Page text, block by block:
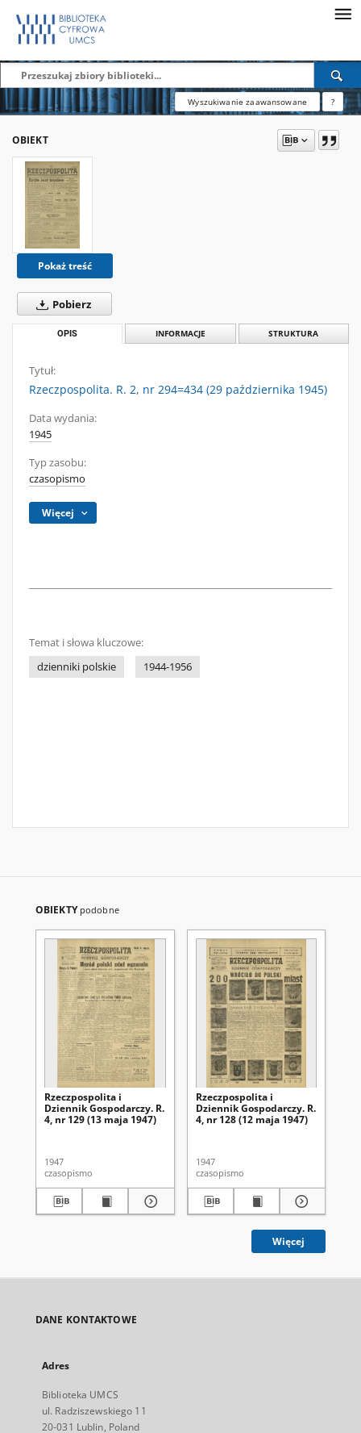
Wyszukiwanie zaawansowane ?
OBIEKT
Pokaż treść
Pobierz
OPIS INFORMACJE STRUKTURA
Tytuł:
Rzeczpospolita. R. 2, nr 294=434 (29 października 1945)
Data wydania:
1945
Typ zasobu:
czasopismo
Więcej
Temat i słowa kluczowe:
dzienniki polskie
1944-1956
OBIEKTY podobne
Rzeczpospolita i
Dziennik Gospodarczy. R.
4, nr 129 (13 maja 1947)
1947
czasopismo
Rzeczpospolita i
Dziennik Gospodarczy. R.
4, nr 128 (12 maja 1947)
1947
czasopismo
Więcej
DANE KONTAKTOWE
Adres
Biblioteka UMCS
ul. Radziszewskiego 11
20-031 Lublin, Poland